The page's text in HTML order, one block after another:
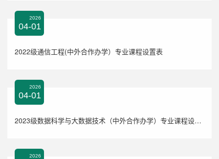
2026
04-01
2022级通信工程(中外合作办学）专业课程设置表
2026
04-01
2023级数据科学与大数据技术（中外合作办学）专业课程设置表
2026